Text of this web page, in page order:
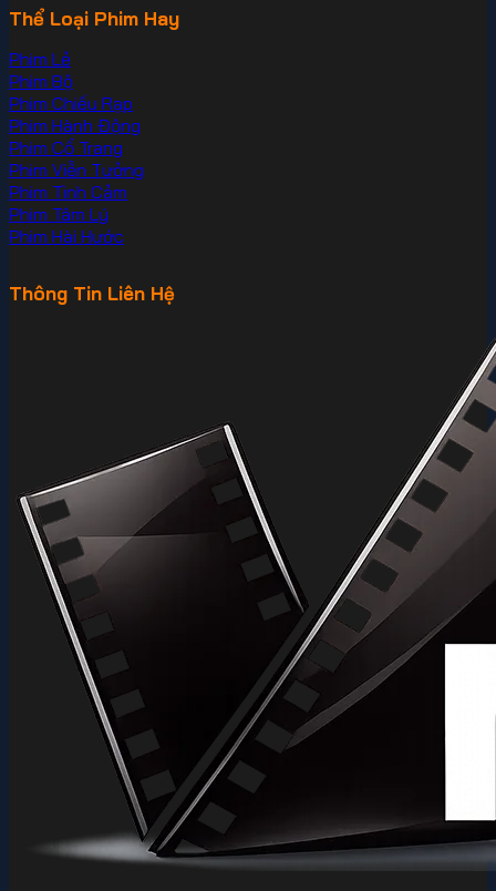
Thể Loại Phim Hay
Phim Lẻ
Phim Bộ
Phim Chiếu Rạp
Phim Hành Động
Phim Cổ Trang
Phim Viễn Tưởng
Phim Tình Cảm
Phim Tâm Lý
Phim Hài Hước
Thông Tin Liên Hệ